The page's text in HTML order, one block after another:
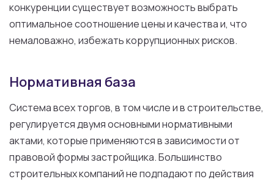
конкуренции существует возможность выбрать
оптимальное соотношение цены и качества и, что
немаловажно, избежать коррупционных рисков.
Нормативная база
Система всех торгов, в том числе и в строительстве,
регулируется двумя основными нормативными
актами, которые применяются в зависимости от
правовой формы застройщика. Большинство
строительных компаний не подпадают по действия